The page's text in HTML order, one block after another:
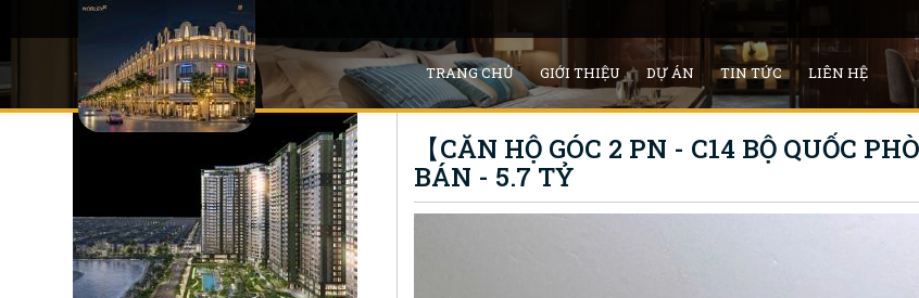
TRANG CHỦ GIỚI THIỆU DỰ ÁN TIN TỨC LIÊN HỆ
【CĂN HỘ GÓC 2 PN - C14 BỘ QUỐC
BÁN - 5.7 TỶ